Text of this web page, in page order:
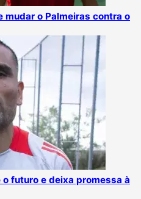
mudar o Palmeiras contra o
futuro e deixa promessa à